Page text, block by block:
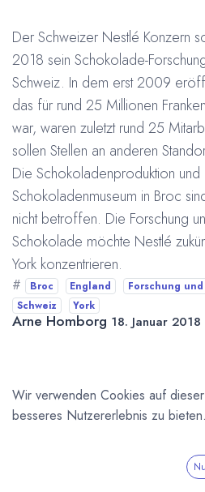
Der Schweizer Nestlé Konzern
2018 sein Schokolade-
Schweiz. In dem erst 2009
das für rund 25 Millionen
war, waren zuletzt rund 25
sollen Stellen an anderen
Die Schokoladenproduktion und
Schokoladenmuseum in Broc
nicht betroffen. Die Forschung
Schokolade möchte Nestlé
York konzentrieren.
# Broc England Forschung
Schweiz
York
Arne Homborg 18. Januar 2018
Wir verwenden Cookies auf
besseres Nutzererlebnis zu bieten.